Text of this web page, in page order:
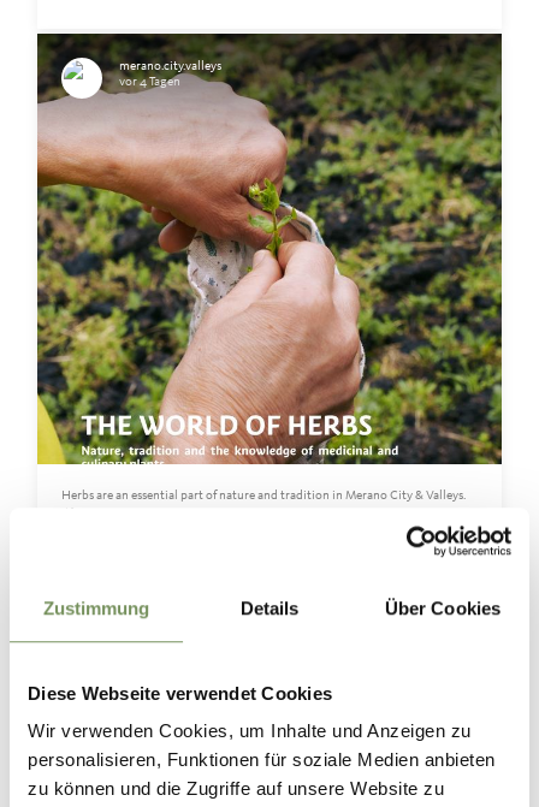
Zustimmung Details Über Cookies
Diese Webseite verwendet Cookies
Wir verwenden Cookies, um Inhalte und Anzeigen zu
personalisieren, Funktionen für soziale Medien anbieten
zu können und die Zugriffe auf unsere Website zu
merano.city.valleys
vor 4 Tagen
Herbs are an essential part of nature and tradition in Merano City & Valleys.
🌿
On guided hikes, visitors can learn to identify, collect and use wild plants
while discovering their healing properties and culinary value. Workshops
showcases a wide variety of local and Mediterranean herbs, while guided
herb walks throughout the region invite visitors to discover this rich herbal